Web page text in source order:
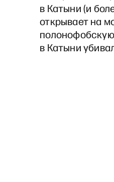
в Катыни (и
открывает на
в Катыни